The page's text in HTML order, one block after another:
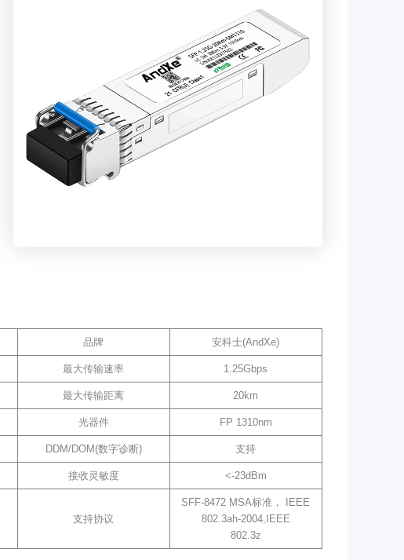
品牌 安科士(AndXe)
最大传输速率 1.25Gbps
最大传输距离 20km
光器件 FP 1310nm
DDM/DOM(数字诊断) 支持
接收灵敏度 <-23dBm
支持协议
SFF-8472 MSA标准， IEEE
802.3ah-2004,IEEE
802.3z